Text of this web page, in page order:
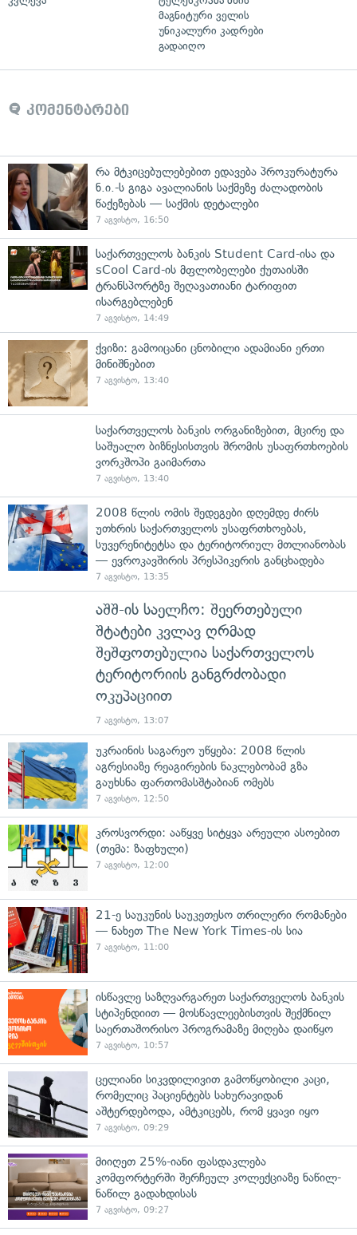
მაგნიტური ველის
უნიკალური კადრები
გადაიღო
კომენტარები
რა მტკიცებულებებით ედავება პროკურატურა
ნ.ი.-ს გიგა ავალიანის საქმეზე ძალადობის
წაქეზებას — საქმის დეტალები
7 აგვისტო, 16:50
საქართველოს ბანკის Student Card-ისა და
sCool Card-ის მფლობელები ქუთაისში
ტრანსპორტზე შეღავათიანი ტარიფით
ისარგებლებენ
7 აგვისტო, 14:49
ქვიზი: გამოიცანი ცნობილი ადამიანი ერთი
მინიშნებით
7 აგვისტო, 13:40
საქართველოს ბანკის ორგანიზებით, მცირე და
საშუალო ბიზნესისთვის შრომის უსაფრთხოების
ვორკშოპი გაიმართა
7 აგვისტო, 13:40
2008 წლის ომის შედეგები დღემდე ძირს
უთხრის საქართველოს უსაფრთხოებას,
სუვერენიტეტსა და ტერიტორიულ მთლიანობას
— ევროკავშირის პრესპიკერის განცხადება
7 აგვისტო, 13:35
აშშ-ის საელჩო: შეერთებული
შტატები კვლავ ღრმად
შეშფოთებულია საქართველოს
ტერიტორიის განგრძობადი
ოკუპაციით
7 აგვისტო, 13:07
უკრაინის საგარეო უწყება: 2008 წლის
აგრესიაზე რეაგირების ნაკლებობამ გზა
გაუხსნა ფართომასშტაბიან ომებს
7 აგვისტო, 12:50
კროსვორდი: ააწყვე სიტყვა არეული ასოებით
(თემა: ზაფხული)
7 აგვისტო, 12:00
21-ე საუკუნის საუკეთესო თრილერი რომანები
— ნახეთ The New York Times-ის სია
7 აგვისტო, 11:00
ისწავლე საზღვარგარეთ საქართველოს ბანკის
სტიპენდიით — მოსწავლეებისთვის შექმნილ
საერთაშორისო პროგრამაზე მიღება დაიწყო
7 აგვისტო, 10:57
ცელიანი სიკვდილივით გამოწყობილი კაცი,
რომელიც პაციენტებს სახურავიდან
აშტერდებოდა, ამტკიცებს, რომ ყვავი იყო
7 აგვისტო, 09:29
მიიღეთ 25%-იანი ფასდაკლება
კომფორტერში შერჩეულ კოლექციაზე ნაწილ-
ნაწილ გადახდისას
7 აგვისტო, 09:27